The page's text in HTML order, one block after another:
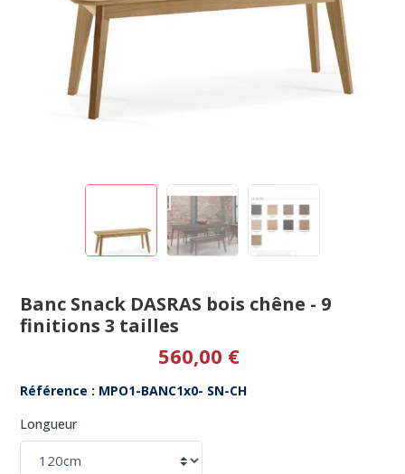
Banc Snack DASRAS bois chêne - 9
finitions 3 tailles
560,00 €
Référence : MPO1-BANC1x0- SN-CH
Longueur